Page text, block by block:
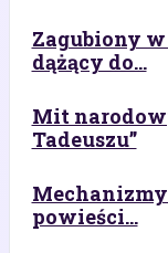
Zagubiony
dążący do...
Mit
Tadeuszu”
powieści...